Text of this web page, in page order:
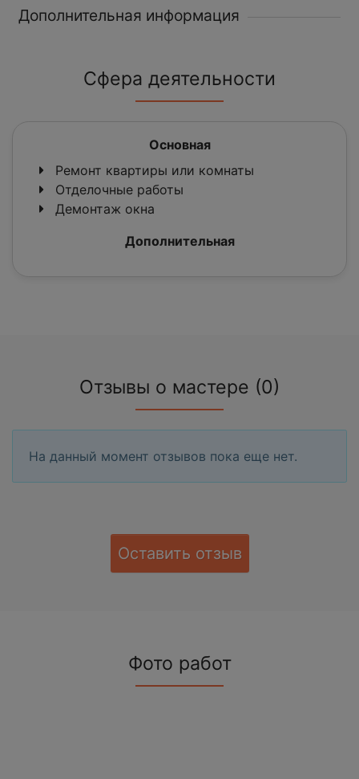
Дополнительная информация
Сфера деятельности
Основная
Ремонт квартиры или комнаты
Отделочные работы
Демонтаж окна
Дополнительная
Отзывы о мастере (0)
На данный момент отзывов пока еще нет.
Оставить отзыв
Фото работ